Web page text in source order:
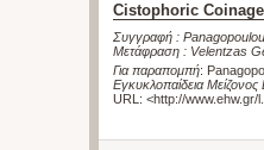
Cistophoric Coinage
Συγγραφή :
Μετάφραση : Velentzas
Για παραπομπή:
Εγκυκλοπαίδεια
URL: <http://www.ehw.gr/